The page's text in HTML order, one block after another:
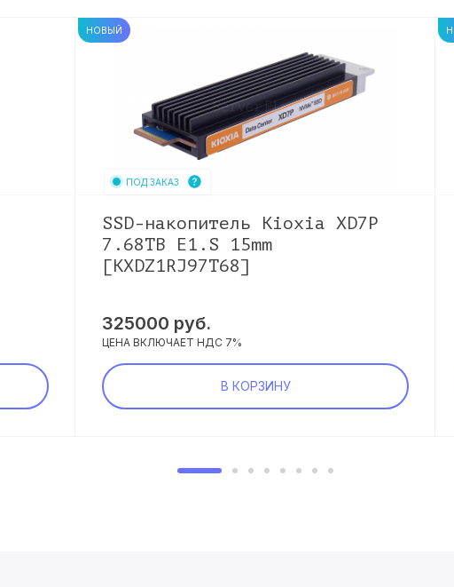
НОВЫЙ
ПОД ЗАКАЗ
SSD-накопитель Kioxia XD7P
7.68TB E1.S 15mm
[KXDZ1RJ97T68]
325000 руб.
ЦЕНА ВКЛЮЧАЕТ НДС 7%
В КОРЗИНУ